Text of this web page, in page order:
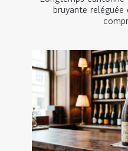
bruyante